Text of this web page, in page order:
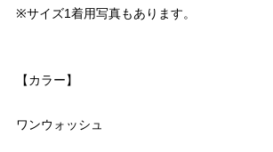
※サイズ1着用写真もあります。
【カラー】
ワンウォッシュ